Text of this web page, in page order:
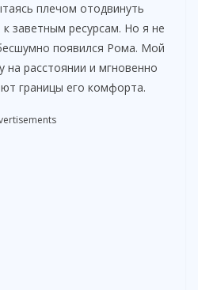
плечом отодвинуть
заветным ресурсам. Но я не
появился Рома. Мой
расстоянии и мгновенно
границы его комфорта.